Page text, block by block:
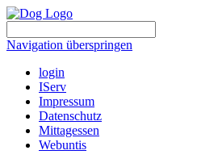
Navigation überspringen
login
IServ
Impressum
Datenschutz
Mittagessen
Webuntis